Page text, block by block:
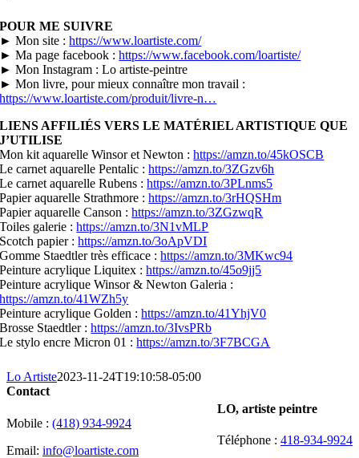
POUR ME SUIVRE
► Mon site :https://www.loartiste.com/
► Ma page facebook :https://www.facebook.com/loartiste/
► Mon Instagram : Lo artiste-peintre
► Mon livre, pour mieux connaître mon travail :
https://www.loartiste.com/produit/livre-n…
LIENS AFFILIÉS VERS LE MATÉRIEL ARTISTIQUE QUE
J’UTILISE
Mon kit aquarelle Winsor et Newton :https://amzn.to/45kOSCB
Le carnet aquarelle Pentalic :https://amzn.to/3ZGzv6h
Le carnet aquarelle Rubens :https://amzn.to/3PLnms5
Papier aquarelle Strathmore :https://amzn.to/3rHQSHm
Papier aquarelle Canson :https://amzn.to/3ZGzwqR
Toiles galerie :https://amzn.to/3N1vMLP
Scotch papier :https://amzn.to/3oApVDI
Gomme Staedtler très efficace :https://amzn.to/3MKwc94
Peinture acrylique Liquitex :https://amzn.to/45o9jj5
Peinture acrylique Winsor & Newton Galeria :
https://amzn.to/41WZh5y
Peinture acrylique Golden :https://amzn.to/41YhjV0
Brosse Staedtler :https://amzn.to/3IvsPRb
Le stylo encre Micron 01 :https://amzn.to/3F7BCGA
Lo Artiste2023-11-24T19:10:58-05:00
LO, artiste peintre
Téléphone : 418-934-9924
Contact
Mobile : (418) 934-9924
Email: info@loartiste.com